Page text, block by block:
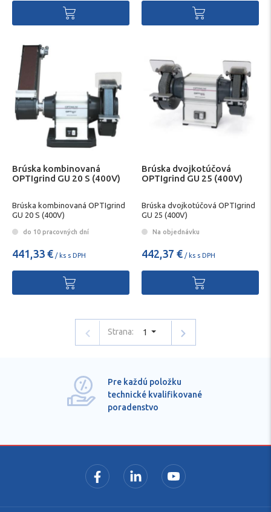
Brúska kombinovaná
OPTIgrind GU 20 S (400V)
Brúska kombinovaná OPTIgrind
GU 20 S (400V)
do 10 pracovných dní
441,33 € / ks s DPH
Brúska dvojkotúčová
OPTIgrind GU 25 (400V)
Brúska dvojkotúčová OPTIgrind
GU 25 (400V)
Na objednávku
442,37 € / ks s DPH
Strana: 1
Pre každú položku
technické kvalifikované
poradenstvo